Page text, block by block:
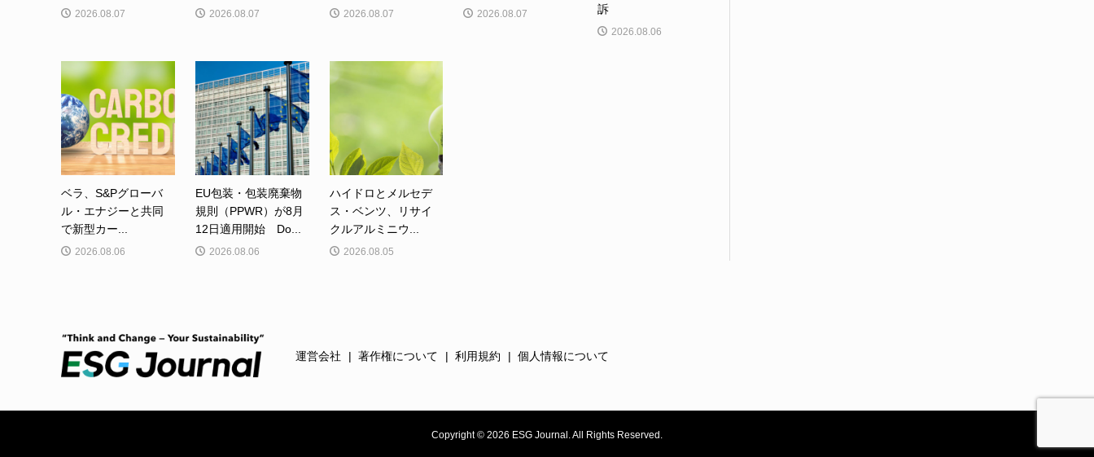
2026.08.07 2026.08.07 2026.08.07 2026.08.07
訴
2026.08.06
ベラ、S&Pグローバ
ル・エナジーと共同
で新型カー...
2026.08.06
EU包装・包装廃棄物
規則（PPWR）が8月
12日適用開始 Do...
2026.08.06
ハイドロとメルセデ
ス・ベンツ、リサイ
クルアルミニウ...
2026.08.05
運営会社 著作権について 利用規約 個人情報について
Copyright © 2026 ESG Journal. All Rights Reserved.